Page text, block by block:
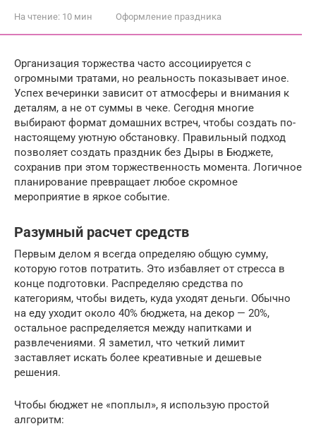
На чтение: 10 мин Оформление праздника
Организация торжества часто ассоциируется с
огромными тратами, но реальность показывает иное.
Успех вечеринки зависит от атмосферы и внимания к
деталям, а не от суммы в чеке. Сегодня многие
выбирают формат домашних встреч, чтобы создать по-
настоящему уютную обстановку. Правильный подход
позволяет создать праздник без Дыры в Бюджете,
сохранив при этом торжественность момента. Логичное
планирование превращает любое скромное
мероприятие в яркое событие.
Разумный расчет средств
Первым делом я всегда определяю общую сумму,
которую готов потратить. Это избавляет от стресса в
конце подготовки. Распределяю средства по
категориям, чтобы видеть, куда уходят деньги. Обычно
на еду уходит около 40% бюджета, на декор — 20%,
остальное распределяется между напитками и
развлечениями. Я заметил, что четкий лимит
заставляет искать более креативные и дешевые
решения.
Чтобы бюджет не «поплыл», я использую простой
алгоритм: